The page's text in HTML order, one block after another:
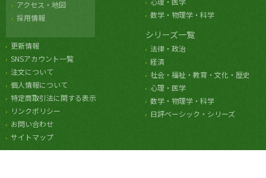
アクセス・地図
採用情報
更新情報
SNSアカウント一覧
注文について
個人情報について
特定商取引法に関する表示
リンクポリシー
お問い合わせ
サイトマップ
数学・物理学・科学
シリーズ一覧
法律・政治
経済
社会・福祉・教育・文化・歴史
心理・医学
数学・物理学・科学
日評ベーシック・シリーズ